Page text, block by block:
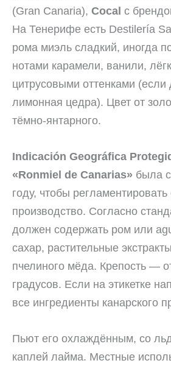
(Gran Canaria), Cocal с
На Тенерифе есть Destilería
рома миэль сладкий, иногда
нотами карамели, ванили,
цитрусовыми оттенками (если
лимонная цедра). Цвет от
тёмно-янтарного.
Indicación Geográfica
«Ronmiel de Canarias» была
году, чтобы
производство. Согласно
должен содержать ром или
сахар, растительные
пчелиного мёда. Крепость —
градусов. Если на этикетке
все ингредиенты канарского
Пьют его охлаждённым, со
каплей лайма. Местные